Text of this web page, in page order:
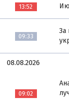
13:52
09:33
За
08.08.2026
09:02